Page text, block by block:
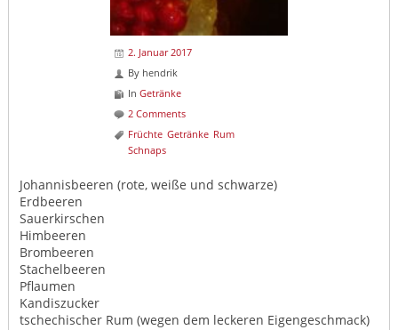
2. Januar 2017
By hendrik
In Getränke
2 Comments
Früchte Getränke Rum
Schnaps
Johannisbeeren (rote, weiße und schwarze)
Erdbeeren
Sauerkirschen
Himbeeren
Brombeeren
Stachelbeeren
Pflaumen
Kandiszucker
tschechischer Rum (wegen dem leckeren Eigengeschmack)